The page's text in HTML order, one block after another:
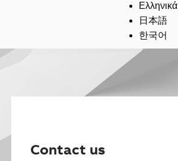
Ελληνικά
日本語
한국어
Contact us